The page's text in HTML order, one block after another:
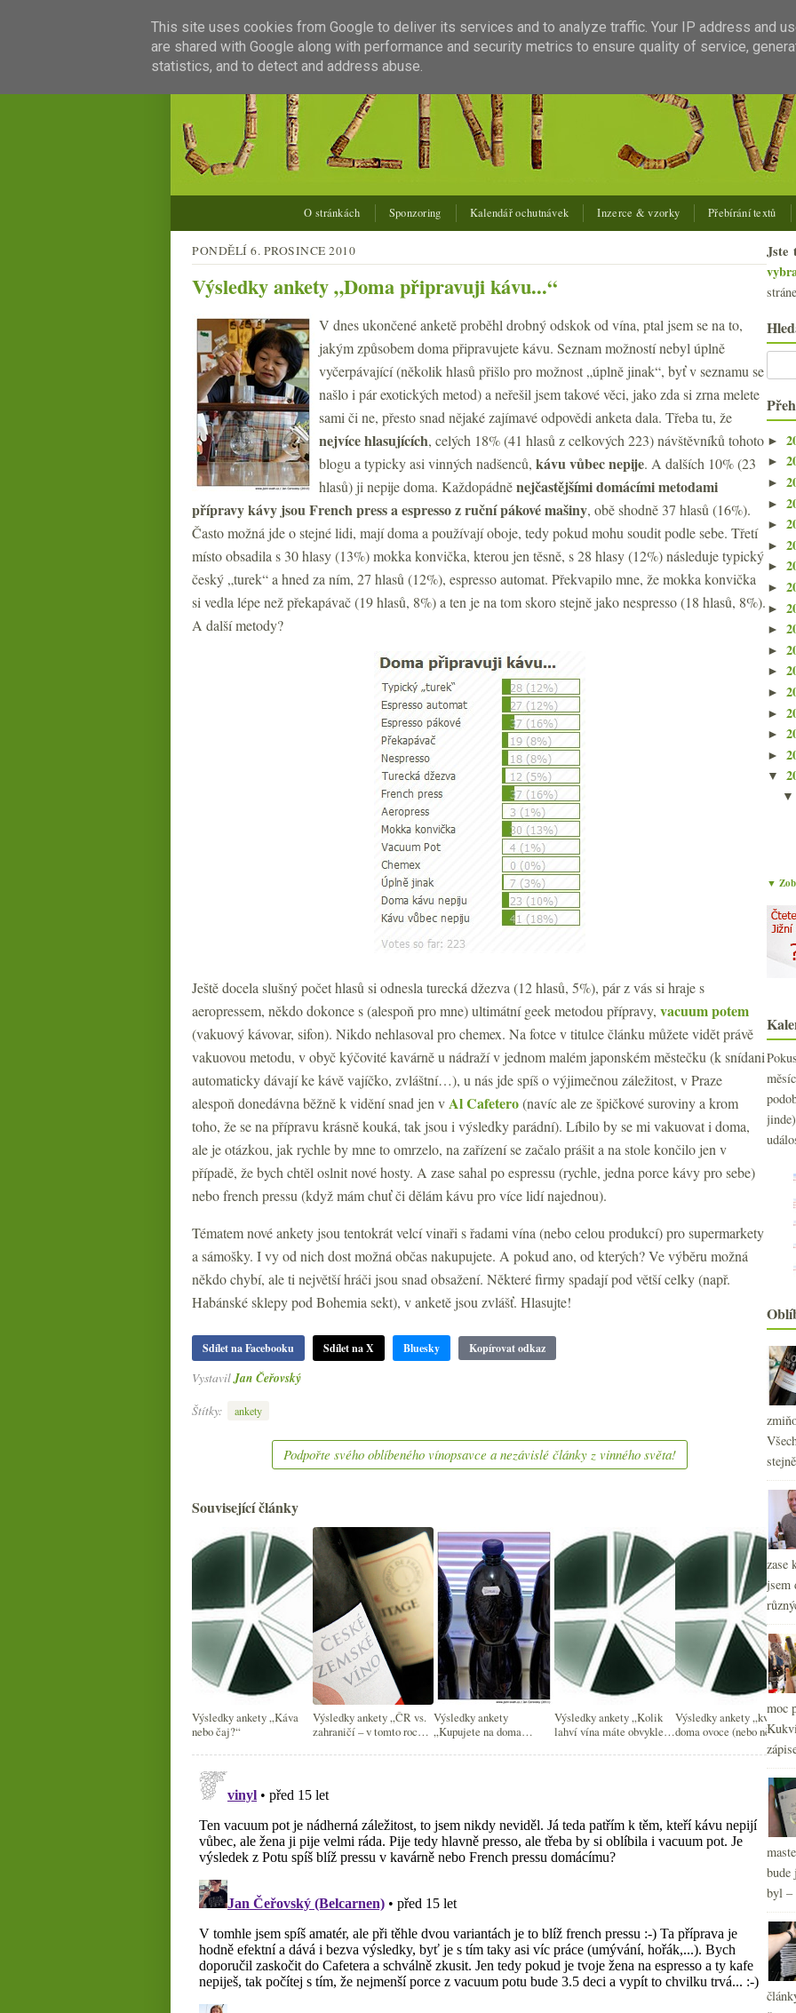
O stránkách Sponzoring Kalendář ochutnávek Inzerce & vzorky Přebírání textů
PONDĚLÍ 6. PROSINCE 2010
Výsledky ankety „Doma připravuji kávu...“
V dnes ukončené anketě proběhl drobný odskok od vína, ptal jsem se na to,
jakým způsobem doma připravujete kávu. Seznam možností nebyl úplně
vyčerpávající (několik hlasů přišlo pro možnost „úplně jinak“, byť v seznamu se
našlo i pár exotických metod) a neřešil jsem takové věci, jako zda si zrna melete
sami či ne, přesto snad nějaké zajímavé odpovědi anketa dala. Třeba tu, že
nejvíce hlasujících, celých 18% (41 hlasů z celkových 223) návštěvníků tohoto
blogu a typicky asi vinných nadšenců, kávu vůbec nepije. A dalších 10% (23
hlasů) ji nepije doma. Každopádněnejčastějšími domácími metodami
přípravy kávy jsou French press a espressoz ruční pákové mašiny, obě shodně 37 hlasů (16%).
Často možná jde o stejné lidi, mají doma a používají oboje, tedy pokud mohu soudit podle sebe. Třetí
místo obsadila s 30 hlasy (13%) mokka konvička, kterou jen těsně, s 28 hlasy (12%) následuje typický
český „turek“ a hned za ním, 27 hlasů (12%), espresso automat. Překvapilo mne, že mokka konvička
si vedla lépe než překapávač (19 hlasů, 8%) a ten je na tom skoro stejně jako nespresso (18 hlasů, 8%).
A další metody?
Ještě docela slušný počet hlasů si odnesla turecká džezva (12 hlasů, 5%), pár z vás si hraje s
aeropressem, někdo dokonce s (alespoň pro mne) ultimátní geek metodou přípravy, vacuum potem
(vakuový kávovar, sifon). Nikdo nehlasoval pro chemex. Na fotce v titulce článku můžete vidět právě
vakuovou metodu, v obyč kýčovité kavárně u nádraží v jednom malém japonském městečku (k snídani
automaticky dávají ke kávě vajíčko, zvláštní…), u nás jde spíš o výjimečnou záležitost, v Praze
alespoň donedávna běžně k vidění snad jen vAl Cafetero(navíc ale ze špičkové suroviny a krom
toho, že se na přípravu krásně kouká, tak jsou i výsledky parádní). Líbilo by se mi vakuovat i doma,
ale je otázkou, jak rychle by mne to omrzelo, na zařízení se začalo prášit a na stole končilo jen v
případě, že bych chtěl oslnit nové hosty. A zase sahal po espressu (rychle, jedna porce kávy pro sebe)
nebo french pressu (když mám chuť či dělám kávu pro více lidí najednou).
Tématem nové ankety jsou tentokrát velcí vinaři s řadami vína (nebo celou produkcí) pro supermarkety
a sámošky. I vy od nich dost možná občas nakupujete. A pokud ano, od kterých? Ve výběru možná
někdo chybí, ale ti největší hráči jsou snad obsažení. Některé firmy spadají pod větší celky (např.
Habánské sklepy pod Bohemia sekt), v anketě jsou zvlášť. Hlasujte!
Sdílet na Facebooku Sdílet na X Bluesky Kopírovat odkaz
VystavilJan Čeřovský
Štítky:
ankety
Podpořte svého oblíbeného vínopsavce a nezávislé články z vinného světa!
Související články
Výsledky ankety „Káva
nebo čaj?“
Výsledky ankety „ČR vs.
zahraničí – v tomto roce
Výsledky ankety
„Kupujete na doma
Výsledky ankety „Kolik
lahví vína máte obvykle
Výsledky ankety „kvasíte
doma ovoce (nebo něco
Jste
►
►
►
►
►
►
►
►
►
►
►
►
►
►
►
►
▼
►
►
►
▼
zase
jsem
moc
bude
byl –
This site uses cookies from Google to deliver its services and to analyze traffic. Your IP address and
are shared with Google along with performance and security metrics to ensure quality of service,
statistics, and to detect and address abuse.